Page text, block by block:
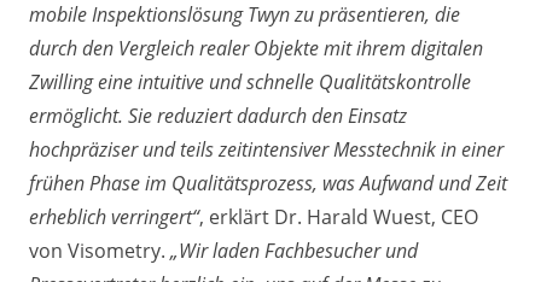
mobile Inspektionslösung Twyn zu präsentieren, die
durch den Vergleich realer Objekte mit ihrem digitalen
Zwilling eine intuitive und schnelle Qualitätskontrolle
ermöglicht. Sie reduziert dadurch den Einsatz
hochpräziser und teils zeitintensiver Messtechnik in einer
frühen Phase im Qualitätsprozess, was Aufwand und Zeit
erheblich verringert“, erklärt Dr. Harald Wuest, CEO
von Visometry. „Wir laden Fachbesucher und